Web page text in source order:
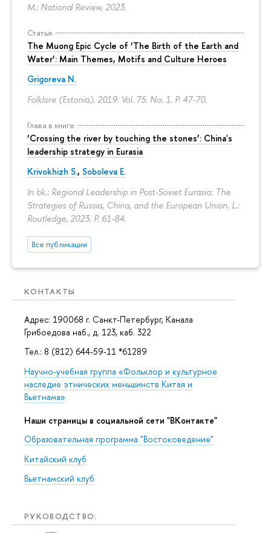
M.: National Review, 2023.
Статья
The Muong Epic Cycle of ‘The Birth of the Earth and
Water’: Main Themes, Motifs and Culture Heroes
Grigoreva N.
Folklore (Estonia). 2019. Vol. 75. No. 1. P. 47-70.
Глава в книге
‘Crossing the river by touching the stones’: China's
leadership strategy in Eurasia
Krivokhizh S., Soboleva E.
In bk.: Regional Leadership in Post-Soviet Eurasia: The
Strategies of Russia, China, and the European Union. L.:
Routledge, 2023. P. 61-84.
Все публикации
КОНТАКТЫ
Адрес: 190068 г. Санкт-Петербург, Канала
Грибоедова наб., д. 123, каб. 322
Тел.: 8 (812) 644-59-11 *61289
Научно-учебная группа «Фольклор и культурное
наследие этнических меньшинств Китая и
Вьетнама»
Наши страницы в социальной сети "ВКонтакте"
Образовательная программа "Востоковедение"
Китайский клуб
Вьетнамский клуб
РУКОВОДСТВО: